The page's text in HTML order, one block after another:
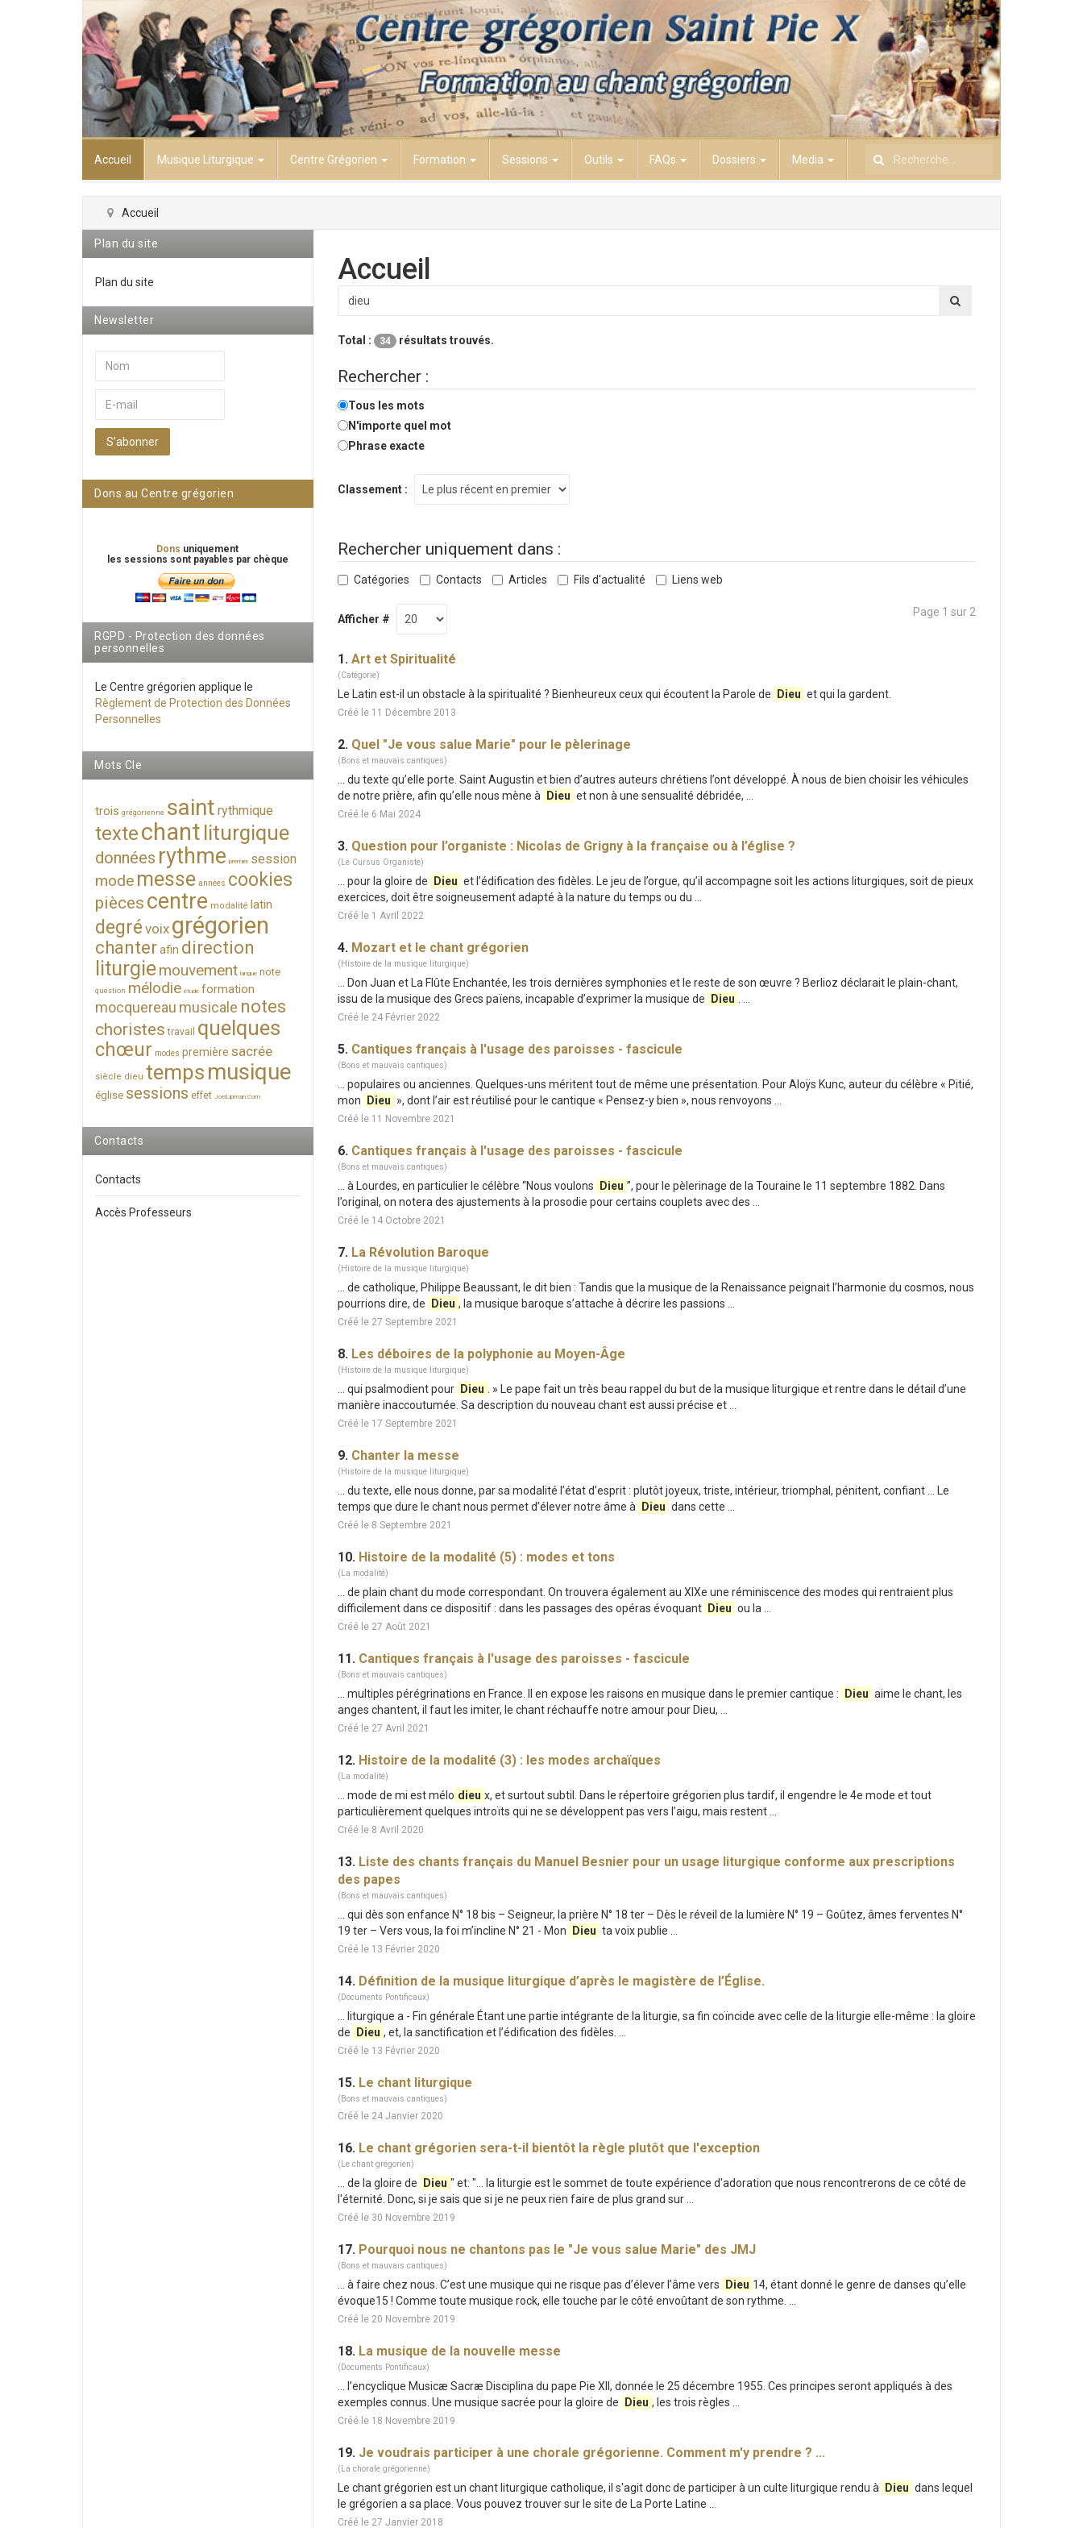
Accueil Musique Liturgique Centre Grégorien Formation Sessions Outils FAQs Dossiers Media Rechercher
Accueil
Accueil
Total : 34 résultats trouvés.
Rechercher :
Tous les mots
N'importe quel mot
Phrase exacte
Classement :
Rechercher uniquement dans :
Catégories Contacts Articles Fils d'actualité Liens web
Afficher #
Page 1 sur 2
1. Art et Spiritualité
(Catégorie)
Le Latin est-il un obstacle à la spiritualité ? Bienheureux ceux qui écoutent la Parole de Dieu et qui la gardent.
Créé le 11 Décembre 2013
2. Quel "Je vous salue Marie" pour le pèlerinage
(Bons et mauvais cantiques)
... du texte qu’elle porte. Saint Augustin et bien d’autres auteurs chrétiens l’ont développé. À nous de bien choisir les véhicules
de notre prière, afin qu’elle nous mène à
Dieu et non à une sensualité débridée, ...
Créé le 6 Mai 2024
3. Question pour l’organiste : Nicolas de Grigny à la française ou à l’église ?
(Le Cursus Organiste)
... pour la gloire de Dieu et l’édification des fidèles. Le jeu de l’orgue, qu’il accompagne soit les actions liturgiques, soit de pieux
exercices, doit être soigneusement adapté à la nature du temps ou du ...
Créé le 1 Avril 2022
4. Mozart et le chant grégorien
(Histoire de la musique liturgique)
... Don Juan et La Flûte Enchantée, les trois dernières symphonies et le reste de son œuvre ? Berlioz déclarait le plain-chant,
issu de la musique des Grecs païens, incapable d’exprimer la musique de
Dieu
Créé le 24 Février 2022
5. Cantiques français à l'usage des paroisses - fascicule
(Bons et mauvais cantiques)
... populaires ou anciennes. Quelques-uns méritent tout de même une présentation. Pour Aloÿs Kunc, auteur du célèbre « Pitié,
mon
Dieu », dont l’air est réutilisé pour le cantique « Pensez-y bien », nous renvoyons ...
Créé le 11 Novembre 2021
6. Cantiques français à l'usage des paroisses - fascicule
(Bons et mauvais cantiques)
... à Lourdes, en particulier le célèbre “Nous voulons Dieu ”, pour le pèlerinage de la Touraine le 11 septembre 1882. Dans
l’original, on notera des ajustements à la prosodie pour certains couplets avec des ...
Créé le 14 Octobre 2021
7. La Révolution Baroque
(Histoire de la musique liturgique)
... de catholique, Philippe Beaussant, le dit bien : Tandis que la musique de la Renaissance peignait l’harmonie du cosmos, nous
pourrions dire, de
Dieu , la musique baroque s’attache à décrire les passions ...
Créé le 27 Septembre 2021
8. Les déboires de la polyphonie au Moyen-Âge
(Histoire de la musique liturgique)
... qui psalmodient pour Dieu
. » Le pape fait un très beau rappel du but de la musique liturgique et rentre dans le détail d’une
manière inaccoutumée. Sa description du nouveau chant est aussi précise et ...
Créé le 17 Septembre 2021
9. Chanter la messe
(Histoire de la musique liturgique)
... du texte, elle nous donne, par sa modalité l’état d’esprit : plutôt joyeux, triste, intérieur, triomphal, pénitent, confiant … Le
temps que dure le chant nous permet d’élever notre âme à
Dieu dans cette ...
Créé le 8 Septembre 2021
10. Histoire de la modalité (5) : modes et tons
(La modalité)
... de plain chant du mode correspondant. On trouvera également au XIXe une réminiscence des modes qui rentraient plus
difficilement dans ce dispositif : dans les passages des opéras évoquant
Dieu ou la ...
Créé le 27 Août 2021
11. Cantiques français à l'usage des paroisses - fascicule
(Bons et mauvais cantiques)
... multiples pérégrinations en France. Il en expose les raisons en musique dans le premier cantique : Dieu aime le chant, les
anges chantent, il faut les imiter, le chant réchauffe notre amour pour Dieu, ...
Créé le 27 Avril 2021
12. Histoire de la modalité (3) : les modes archaïques
(La modalité)
... mode de mi est mélo dieu x, et surtout subtil. Dans le répertoire grégorien plus tardif, il engendre le 4e mode et tout
particulièrement quelques introïts qui ne se développent pas vers l’aigu, mais restent ...
Créé le 8 Avril 2020
13. Liste des chants français du Manuel Besnier pour un usage liturgique conforme aux prescriptions
des papes
(Bons et mauvais cantiques)
... qui dès son enfance N° 18 bis – Seigneur, la prière N° 18 ter – Dès le réveil de la lumière N° 19 – Goûtez, âmes ferventes N°
19 ter – Vers vous, la foi m’incline N° 21 - Mon
Dieu ta voix publie ...
Créé le 13 Février 2020
14. Définition de la musique liturgique d’après le magistère de l’Église.
(Documents Pontificaux)
... liturgique a - Fin générale Étant une partie intégrante de la liturgie, sa fin coïncide avec celle de la liturgie elle-même : la gloire
de
Dieu , et, la sanctification et l’édification des fidèles. ...
Créé le 13 Février 2020
15. Le chant liturgique
(Bons et mauvais cantiques)
Créé le 24 Janvier 2020
16. Le chant grégorien sera-t-il bientôt la règle plutôt que l'exception
(Le chant grégorien)
... de la gloire de Dieu " et: "... la liturgie est le sommet de toute expérience d'adoration que nous rencontrerons de ce côté de
l'éternité. Donc, si je sais que si je ne peux rien faire de plus grand sur ...
Créé le 30 Novembre 2019
17. Pourquoi nous ne chantons pas le "Je vous salue Marie" des JMJ
(Bons et mauvais cantiques)
... à faire chez nous. C’est une musique qui ne risque pas d’élever l’âme vers Dieu 14, étant donné le genre de danses qu’elle
évoque15 ! Comme toute musique rock, elle touche par le côté envoûtant de son rythme. ...
Créé le 20 Novembre 2019
18. La musique de la nouvelle messe
(Documents Pontificaux)
... l’encyclique Musicæ Sacræ Disciplina du pape Pie XII, donnée le 25 décembre 1955. Ces principes seront appliqués à des
exemples connus. Une musique sacrée pour la gloire de
Dieu , les trois règles ...
Créé le 18 Novembre 2019
19. Je voudrais participer à une chorale grégorienne. Comment m'y prendre ? ...
(La chorale grégorienne)
Le chant grégorien est un chant liturgique catholique, il s'agit donc de participer à un culte liturgique rendu à Dieu dans lequel
le grégorien a sa place. Vous pouvez trouver sur le site de La Porte Latine ...
Créé le 27 Janvier 2018
Plan du site
Plan du site
Newsletter
S’abonner
Dons au Centre grégorien
Dons uniquement
les sessions sont payables par chèque
RGPD - Protection des données
personnelles
Le Centre grégorien applique le
Règlement de Protection des Données
Personnelles
Mots Cle
trois grégorienne saint rythmique
textechant liturgique
données rythme premier session
mode messe années cookies
pièces centre modalité latin
degré voix grégorien
chanterafin direction
liturgiemouvement langue note
question mélodie étude formation
mocquereau musicale notes
choristes travail quelques
chœur modes première sacrée
siècle dieu temps musique
église sessions effet JoelLipman.Com
Contacts
Contacts
Accès Professeurs